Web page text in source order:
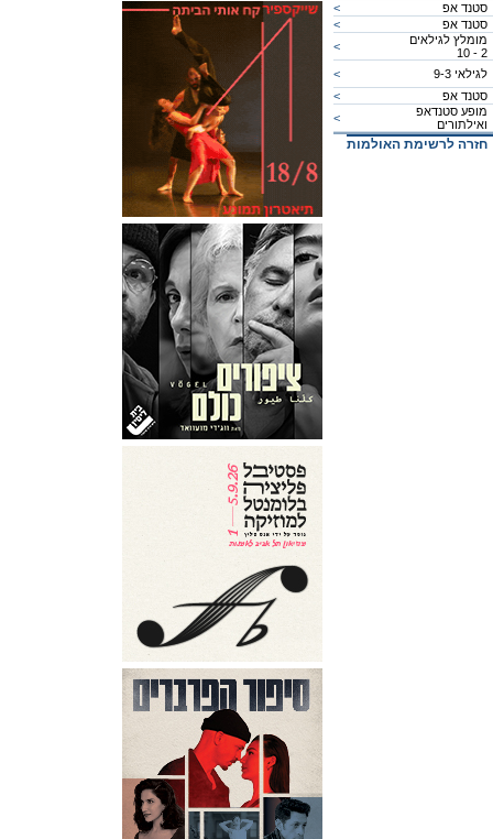
<
סטנד אפ
<
סטנד אפ
<
מומלץ לגילאים
2 - 10
<
לגילאי 9-3
<
סטנד אפ
<
מופע סטנדאפ
ואילתורים
חזרה לרשימת האולמות